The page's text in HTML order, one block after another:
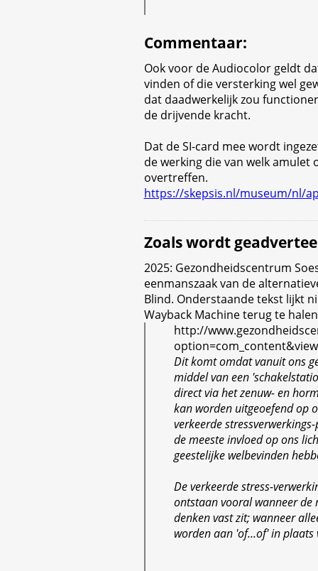
Commentaar:
Ook voor de Audiocolor geldt
vinden of die versterking wel
dat daadwerkelijk zou
de drijvende kracht.
Dat de SI-card mee wordt
de werking die van welk amulet
overtreffen.
https://skepsis.nl/museum/nl/
Zoals wordt
2025: Gezondheidscentrum
eenmanszaak van de
Blind. Onderstaande tekst lijkt
Wayback Machine terug te
http://
Dit komt omdat vanuit ons
middel van een
direct via het zenuw- en
kan worden uitgeoefend op
verkeerde
de meeste invloed op ons
geestelijke welbevinden
De verkeerde stress-
ontstaan vooral wanneer de
denken vast zit; wanneer
worden aan 'of...of' in plaats